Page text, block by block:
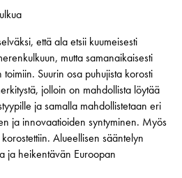
että ala etsii kuumeisesti
mutta samanaikaisesti
Suurin osa puhujista korosti
jolloin on mahdollista löytää
ja samalla mahdollistetaan eri
ja innovaatioiden syntyminen. Myös
Alueellisen sääntelyn
ja heikentävän Euroopan